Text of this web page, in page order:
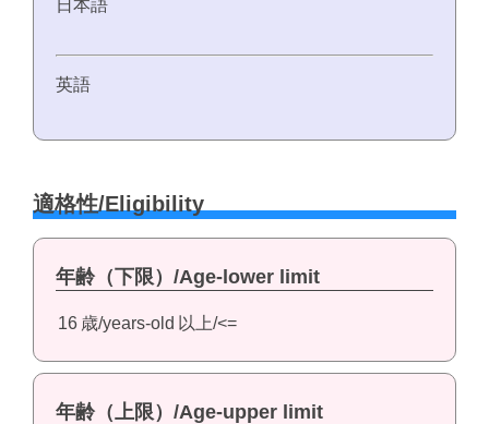
日本語
英語
適格性/Eligibility
年齢（下限）/Age-lower limit
16 歳/years-old 以上/<=
年齢（上限）/Age-upper limit